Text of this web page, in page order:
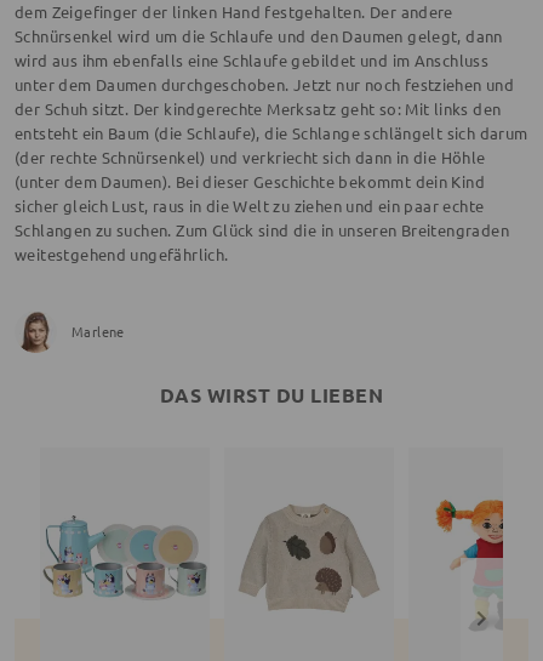
dem Zeigefinger der linken Hand festgehalten. Der andere
Schnürsenkel wird um die Schlaufe und den Daumen gelegt, dann
wird aus ihm ebenfalls eine Schlaufe gebildet und im Anschluss
unter dem Daumen durchgeschoben. Jetzt nur noch festziehen und
der Schuh sitzt. Der kindgerechte Merksatz geht so: Mit links den
entsteht ein Baum (die Schlaufe), die Schlange schlängelt sich darum
(der rechte Schnürsenkel) und verkriecht sich dann in die Höhle
(unter dem Daumen). Bei dieser Geschichte bekommt dein Kind
sicher gleich Lust, raus in die Welt zu ziehen und ein paar echte
Schlangen zu suchen. Zum Glück sind die in unseren Breitengraden
weitestgehend ungefährlich.
Marlene
DAS WIRST DU LIEBEN